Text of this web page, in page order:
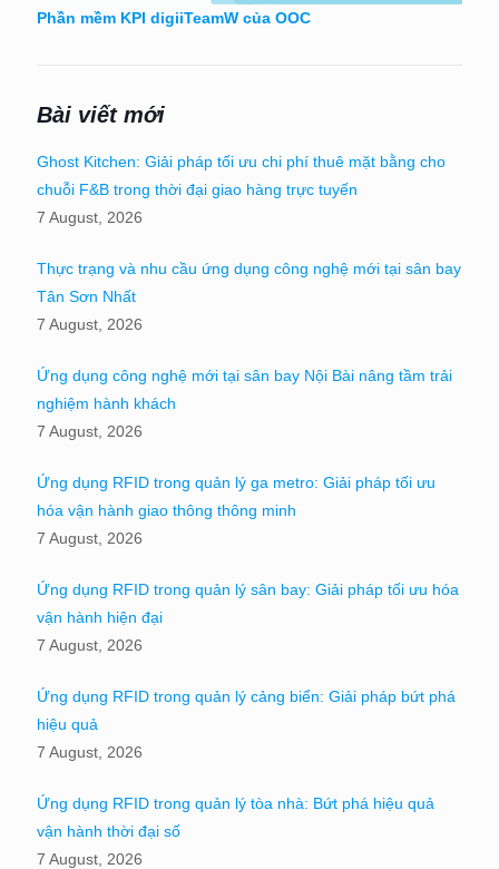
Phần mềm KPI digiiTeamW của OOC
Bài viết mới
Ghost Kitchen: Giải pháp tối ưu chi phí thuê mặt bằng cho
chuỗi F&B trong thời đại giao hàng trực tuyến
7 August, 2026
Thực trạng và nhu cầu ứng dụng công nghệ mới tại sân bay
Tân Sơn Nhất
7 August, 2026
Ứng dụng công nghệ mới tại sân bay Nội Bài nâng tầm trải
nghiệm hành khách
7 August, 2026
Ứng dụng RFID trong quản lý ga metro: Giải pháp tối ưu
hóa vận hành giao thông thông minh
7 August, 2026
Ứng dụng RFID trong quản lý sân bay: Giải pháp tối ưu hóa
vận hành hiện đại
7 August, 2026
Ứng dụng RFID trong quản lý cảng biển: Giải pháp bứt phá
hiệu quả
7 August, 2026
Ứng dụng RFID trong quản lý tòa nhà: Bứt phá hiệu quả
vận hành thời đại số
7 August, 2026